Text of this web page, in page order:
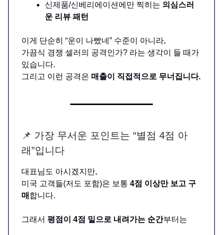
신제품/신베리에이션에만 찍히는 의심스러
운 리뷰 패턴
이게 단순히 “운이 나빴네” 수준이 아니라,
가끔식 경쟁 셀러의 공격인가? 라는 생각이 들 때가
있습니다.
그리고 이런 공격은 매출이 직접적으로 무너집니다.
📌 가장 무서운 포인트는 “별점 4점 아
래”입니다
대표님도 아시겠지만,
미국 고객들(저도 포함)은 보통 4점 이상만 보고 구
매 합니다.
그래서 평점이 4점 밑으로 내려가는 순간부터는